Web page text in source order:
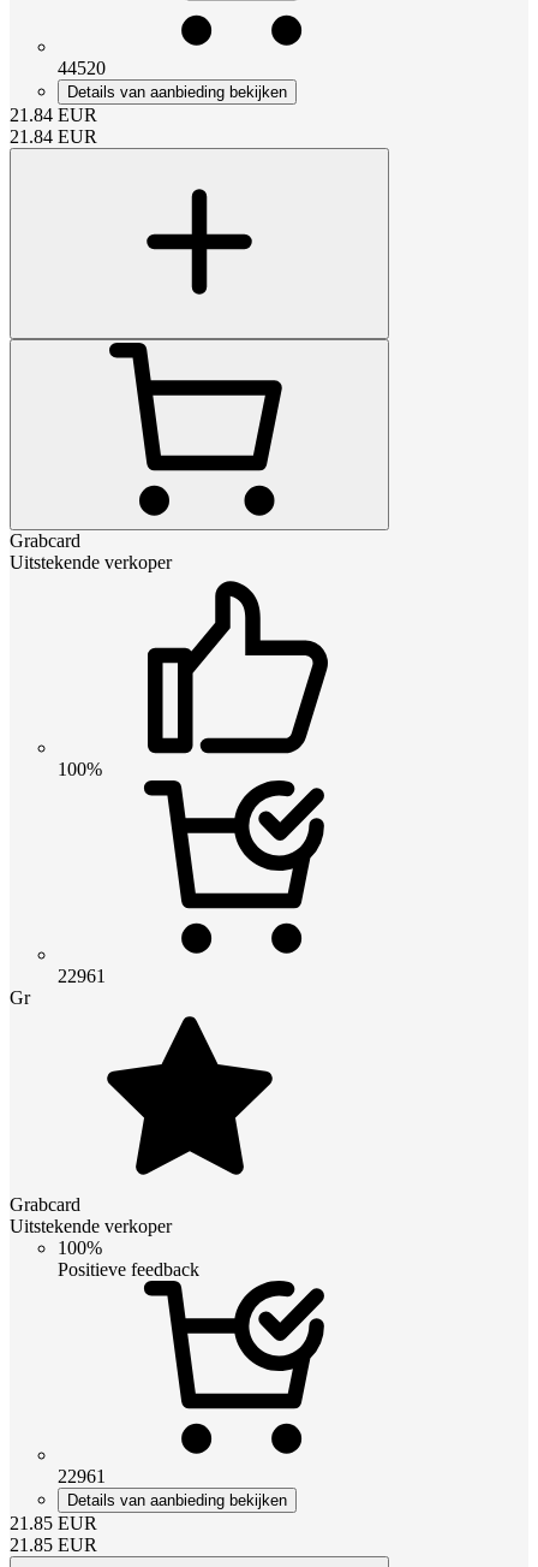
44520
Details van aanbieding bekijken
21.84 EUR
21.84 EUR
Grabcard
Uitstekende verkoper
100%
22961
Gr
Grabcard
Uitstekende verkoper
100%
Positieve feedback
22961
Details van aanbieding bekijken
21.85 EUR
21.85 EUR